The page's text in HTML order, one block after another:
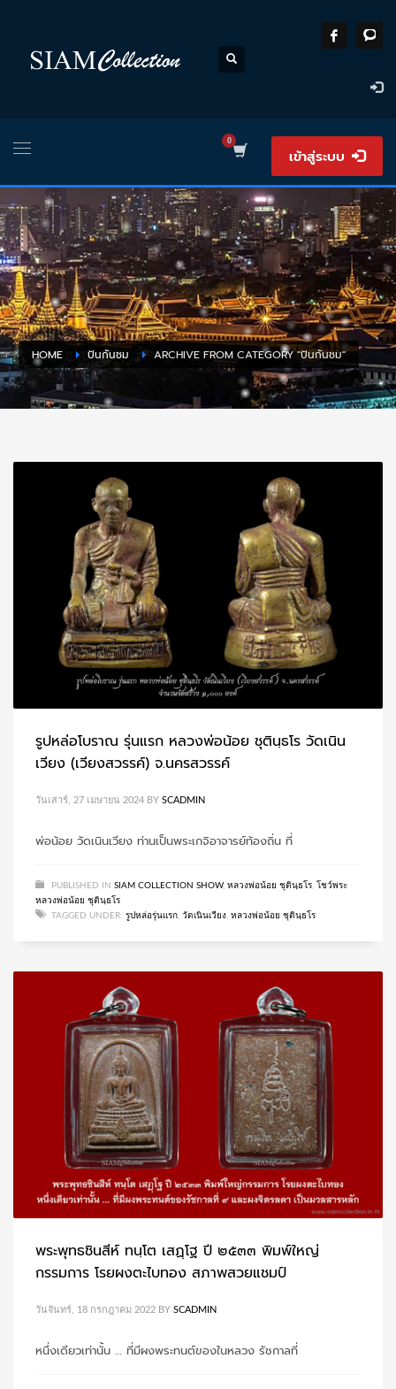
เข้าสู่ระบบ
HOME ปันกันชม ARCHIVE FROM CATEGORY "ปันกันชม"
รูปหล่อโบราณ รุ่นแรก หลวงพ่อน้อย ชุตินฺธโร วัดเนิน
เวียง (เวียงสวรรค์) จ.นครสวรรค์
วันเสาร์, 27 เมษายน 2024 BY SCADMIN
พ่อน้อย วัดเนินเวียง ท่านเป็นพระเกจิอาจารย์ท้องถิ่น ที่
PUBLISHED IN SIAM COLLECTION SHOW, หลวงพ่อน้อย ชุตินฺธโร
โชว์พระ
หลวงพ่อน้อย ชุตินฺธโร
TAGGED UNDER: รูปหล่อรุ่นแรก วัดเนินเวียง หลวงพ่อน้อย ชุตินฺธโร
พระพุทธชินสีห์ ทนฺโต เสฏฺโฐ ปี ๒๕๓๓ พิมพ์ใหญ่
กรรมการ โรยผงตะไบทอง สภาพสวยแชมป์
วันจันทร์, 18 กรกฎาคม 2022 BY SCADMIN
หนึ่งเดียวเท่านั้น … ที่มีผงพระทนต์ของในหลวง รัชกาลที่